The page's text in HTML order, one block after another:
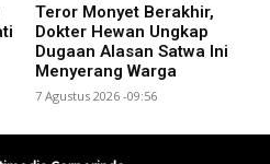
Teror Monyet Berakhir,
Dokter Hewan Ungkap
Dugaan Alasan Satwa Ini
Menyerang Warga
7 Agustus 2026 -09:56